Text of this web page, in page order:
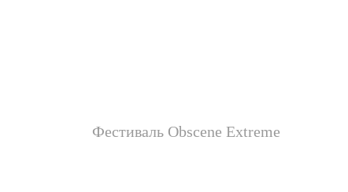
Фестиваль Obscene Extreme